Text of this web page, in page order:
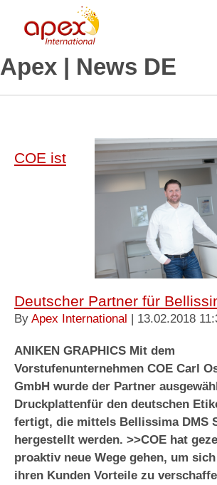
Apex | News DE
COE ist
Deutscher Partner für
By Apex International | 13.02.2018
ANIKEN GRAPHICS Mit dem
Vorstufenunternehmen COE Carl
GmbH wurde der Partner
Druckplattenfür den deutschen
fertigt, die mittels Bellissima DMS
hergestellt werden. >>COE hat
proaktiv neue Wege gehen, um
ihren Kunden Vorteile zu